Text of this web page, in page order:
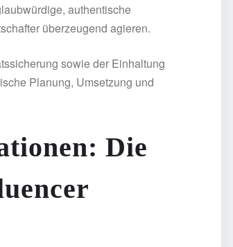
authentische
überzeugend agieren.
sowie der Einhaltung
Planung, Umsetzung und
Die